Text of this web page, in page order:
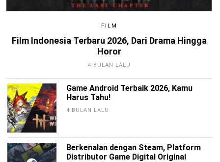
FILM
Film Indonesia Terbaru 2026, Dari Drama Hingga
Horor
4 BULAN LALU
Game Android Terbaik 2026, Kamu
Harus Tahu!
4 BULAN LALU
Berkenalan dengan Steam, Platform
Distributor Game Digital Original